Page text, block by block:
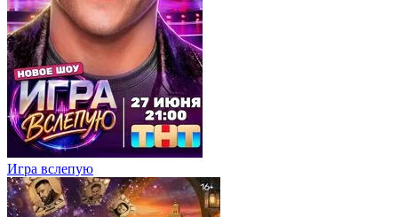
Игра вслепую